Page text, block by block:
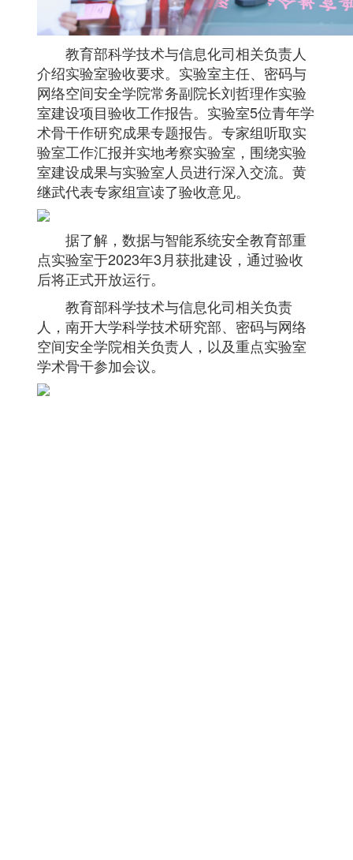
教育部科学技术与信息化司相关负责人
介绍实验室验收要求。实验室主任、密码与
网络空间安全学院常务副院长刘哲理作实验
室建设项目验收工作报告。实验室5位青年学
术骨干作研究成果专题报告。专家组听取实
验室工作汇报并实地考察实验室，围绕实验
室建设成果与实验室人员进行深入交流。黄
继武代表专家组宣读了验收意见。
据了解，数据与智能系统安全教育部重
点实验室于2023年3月获批建设，通过验收
后将正式开放运行。
教育部科学技术与信息化司相关负责
人，南开大学科学技术研究部、密码与网络
空间安全学院相关负责人，以及重点实验室
学术骨干参加会议。